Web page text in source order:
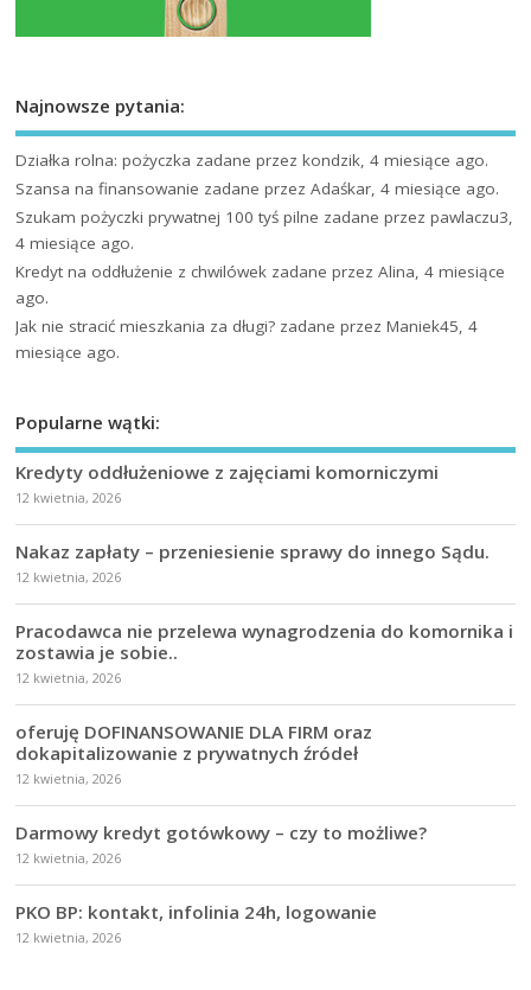
Najnowsze pytania:
Działka rolna: pożyczka zadane przez kondzik, 4 miesiące ago.
Szansa na finansowanie zadane przez Adaśkar, 4 miesiące ago.
Szukam pożyczki prywatnej 100 tyś pilne zadane przez pawlaczu3,
4 miesiące ago.
Kredyt na oddłużenie z chwilówek zadane przez Alina, 4 miesiące
ago.
Jak nie stracić mieszkania za długi? zadane przez Maniek45, 4
miesiące ago.
Popularne wątki:
Kredyty oddłużeniowe z zajęciami komorniczymi
12 kwietnia, 2026
Nakaz zapłaty – przeniesienie sprawy do innego Sądu.
12 kwietnia, 2026
Pracodawca nie przelewa wynagrodzenia do komornika i
zostawia je sobie..
12 kwietnia, 2026
oferuję DOFINANSOWANIE DLA FIRM oraz
dokapitalizowanie z prywatnych źródeł
12 kwietnia, 2026
Darmowy kredyt gotówkowy – czy to możliwe?
12 kwietnia, 2026
PKO BP: kontakt, infolinia 24h, logowanie
12 kwietnia, 2026